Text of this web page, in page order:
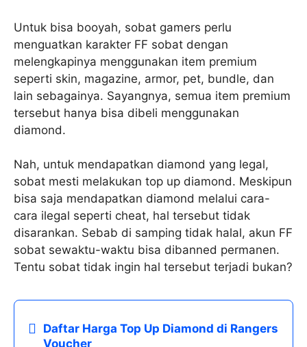
Untuk bisa booyah, sobat gamers perlu
menguatkan karakter FF sobat dengan
melengkapinya menggunakan item premium
seperti skin, magazine, armor, pet, bundle, dan
lain sebagainya. Sayangnya, semua item premium
tersebut hanya bisa dibeli menggunakan
diamond.
Nah, untuk mendapatkan diamond yang legal,
sobat mesti melakukan top up diamond. Meskipun
bisa saja mendapatkan diamond melalui cara-
cara ilegal seperti cheat, hal tersebut tidak
disarankan. Sebab di samping tidak halal, akun FF
sobat sewaktu-waktu bisa dibanned permanen.
Tentu sobat tidak ingin hal tersebut terjadi bukan?
Daftar Harga Top Up Diamond di Rangers
Voucher